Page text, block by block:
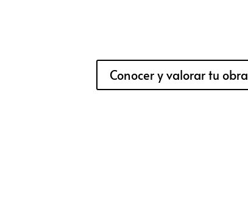
Conocer y valorar tu obra